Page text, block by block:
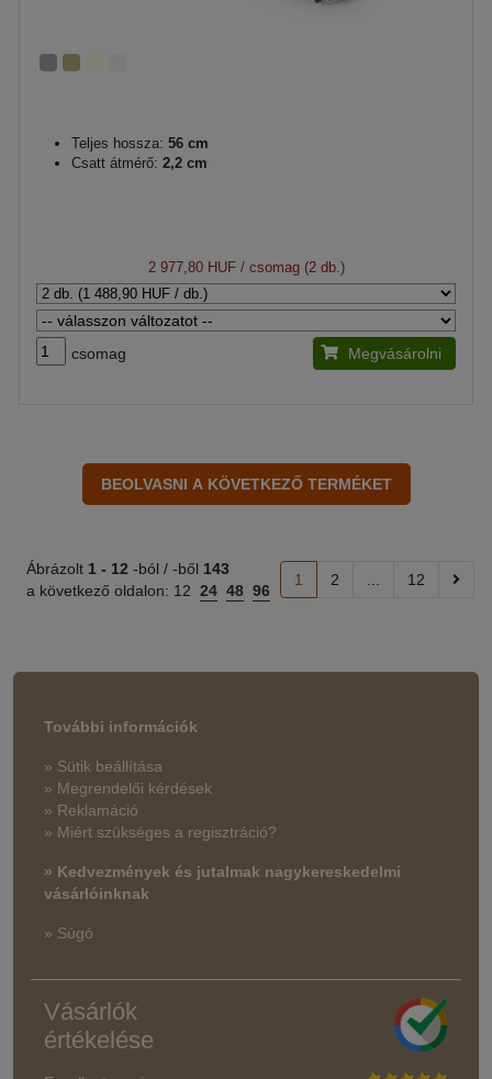
Teljes hossza: 56 cm
Csatt átmérő: 2,2 cm
2 977,80 HUF/ csomag (2 db.)
csomag Megvásárolni
Ábrázolt 1 - 12 -ból / -ből 143
a következő oldalon: 12 24 48 96
1 2 12
További információk
» Sütik beállítása
» Megrendelői kérdések
» Reklamáció
» Miért szükséges a regisztráció?
» Kedvezmények és jutalmak nagykereskedelmi
vásárlóinknak
» Súgó
Vásárlók
értékelése